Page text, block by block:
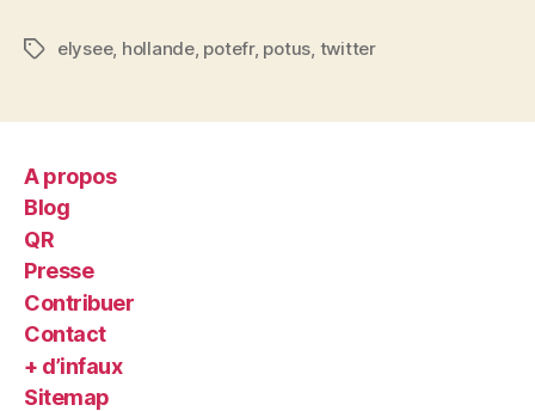
Étiquettes
elysee, hollande, potefr, potus, twitter
A propos
Blog
QR
Presse
Contribuer
Contact
+ d’infaux
Sitemap